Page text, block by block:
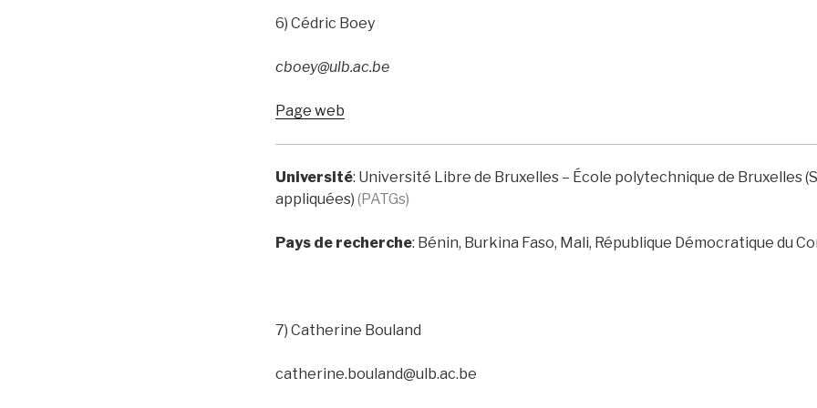
6) Cédric Boey
cboey@ulb.ac.be
Page web
Université: Université Libre de Bruxelles – École polytechnique de Bruxelles
appliquées) (PATGs)
Pays de recherche: Bénin, Burkina Faso, Mali, République Démocratique du
7) Catherine Bouland
catherine.bouland@ulb.ac.be